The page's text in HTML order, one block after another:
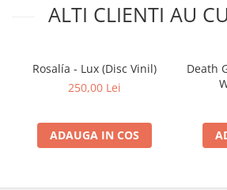
ALTI CLIENTI AU
Rosalía - Lux (Disc Vinil)
250,00 Lei
ADAUGA IN COS
Death